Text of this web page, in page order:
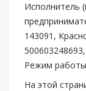
Исполнитель
143091,
Режим
На этой